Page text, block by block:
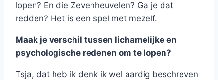
lopen? En die Zevenheuvelen? Ga je dat
redden? Het is een spel met mezelf.
Maak je verschil tussen lichamelijke en
psychologische redenen om te lopen?
Tsja, dat heb ik denk ik wel aardig beschreven